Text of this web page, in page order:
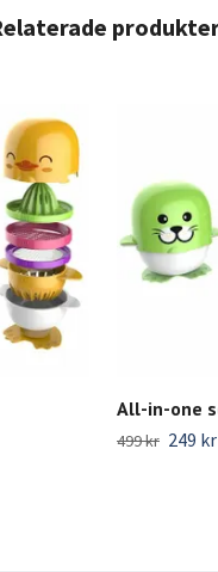
All-in-one
499 kr 249 kr